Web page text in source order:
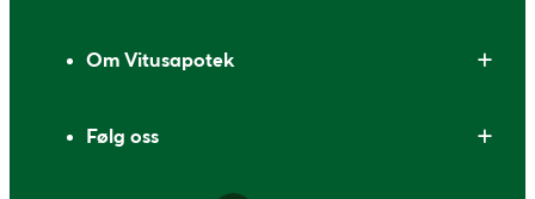
Om Vitusapotek
Følg oss